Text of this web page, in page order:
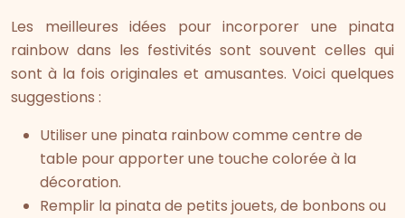
Les meilleures idées pour incorporer une pinata
rainbow dans les festivités sont souvent celles qui
sont à la fois originales et amusantes. Voici quelques
suggestions :
Utiliser une pinata rainbow comme centre de
table pour apporter une touche colorée à la
décoration.
Remplir la pinata de petits jouets, de bonbons ou